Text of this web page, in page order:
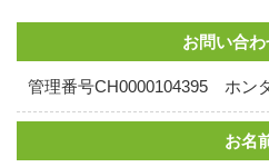
お問い合
管理番号CH0000104395 ホ
お名